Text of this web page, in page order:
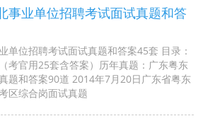
事业单位招聘考试面试真题和答
单位招聘考试面试真题和答案45套 目录：
考官用25套含答案）历年真题：广东粤东
题和答案90道 2014年7月20日广东省粤东
区综合岗面试真题